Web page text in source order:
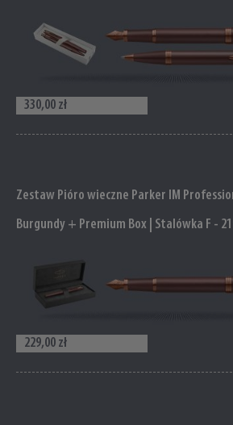
330,00 zł
Zestaw Pióro wieczne Parker IM
Burgundy + Premium Box | Stalówka F -
229,00 zł